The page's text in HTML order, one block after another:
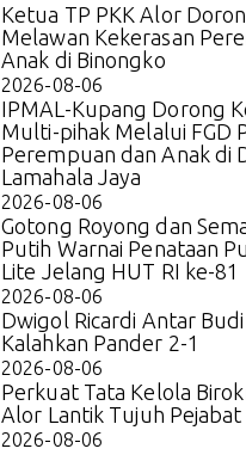
Ketua TP PKK Alor
Melawan Kekerasan
Anak di Binongko
2026-08-06
IPMAL-Kupang Dorong
Multi-pihak Melalui FGD
Perempuan dan Anak di
Lamahala Jaya
2026-08-06
Gotong Royong dan
Putih Warnai Penataan
Lite Jelang HUT RI ke-81
2026-08-06
Dwigol Ricardi Antar
Kalahkan Pander 2-1
2026-08-06
Perkuat Tata Kelola
Alor Lantik Tujuh Pejabat
2026-08-06